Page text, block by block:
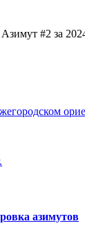
#2 за
азимутов